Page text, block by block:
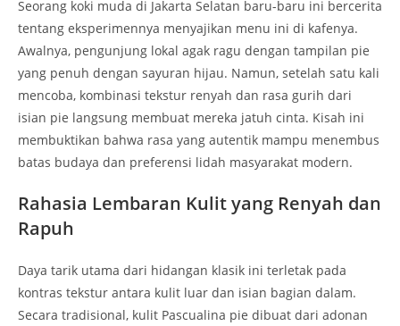
Seorang koki muda di Jakarta Selatan baru-baru ini bercerita
tentang eksperimennya menyajikan menu ini di kafenya.
Awalnya, pengunjung lokal agak ragu dengan tampilan pie
yang penuh dengan sayuran hijau. Namun, setelah satu kali
mencoba, kombinasi tekstur renyah dan rasa gurih dari
isian pie langsung membuat mereka jatuh cinta. Kisah ini
membuktikan bahwa rasa yang autentik mampu menembus
batas budaya dan preferensi lidah masyarakat modern.
Rahasia Lembaran Kulit yang Renyah dan
Rapuh
Daya tarik utama dari hidangan klasik ini terletak pada
kontras tekstur antara kulit luar dan isian bagian dalam.
Secara tradisional, kulit Pascualina pie dibuat dari adonan